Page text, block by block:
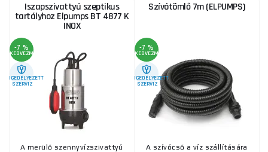
Iszapszivattyú szeptikus
tartályhoz Elpumps BT 4877 K
INOX
-7 %
KEDVEZMÉNY
ENGEDÉLYEZETT
SZERVIZ
A merülő szennyvízszivattyú
Szívótömlő 7m (ELPUMPS)
-7 %
KEDVEZMÉNY
ENGEDÉLYEZETT
SZERVIZ
A szívócső a víz szállítására